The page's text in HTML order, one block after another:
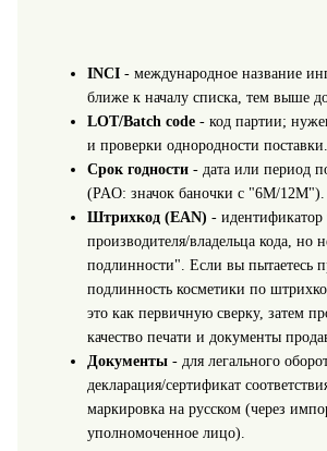
INCI- международное название
ближе к началу списка, тем выше
LOT/Batch code- код партии;
и проверки однородности поставки.
Срок годности- дата или период
(PAO: значок баночки с "6M/12M").
Штрихкод (EAN) - идентификатор
производителя/владельца кода, но
подлинности". Если вы пытаетесь
подлинность косметики по
это как первичную сверку, затем
качество печати и документы
Документы- для легального
декларация/сертификат
маркировка на русском (через
уполномоченное лицо).